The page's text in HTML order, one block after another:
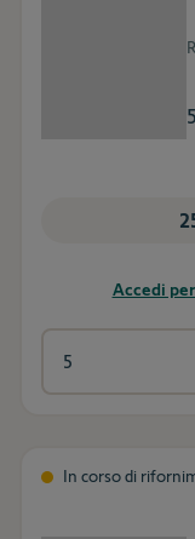
Accedi
In corso di